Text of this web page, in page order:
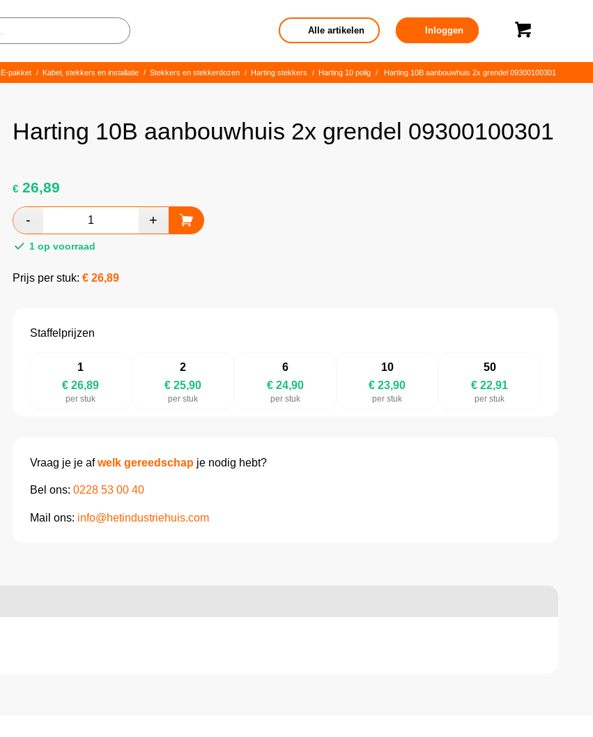
Alle artikelen Inloggen
E-pakket / Kabel, stekkers en installatie / Stekkers en stekkerdozen / Harting stekkers / Harting 10 polig / Harting 10B aanbouwhuis 2x grendel 09300100301
Harting 10B aanbouwhuis 2x grendel 09300100301
€26,89
1 op voorraad
Prijs per stuk: € 26,89
Staffelprijzen
1
€ 26,89
per stuk
2
€ 25,90
per stuk
6
€ 24,90
per stuk
10
€ 23,90
per stuk
50
€ 22,91
per stuk
Vraag je je afwelk gereedschapje nodig hebt?
Bel ons: 0228 53 00 40
Mail ons: info@hetindustriehuis.com